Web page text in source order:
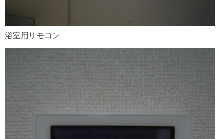
浴室用リモコン